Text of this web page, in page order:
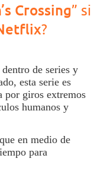
Crossing” si
?
de series y
esta serie es
por giros extremos
humanos y
en medio de
para